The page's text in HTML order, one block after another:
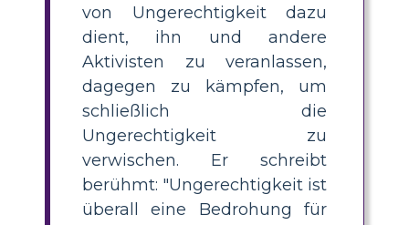
von Ungerechtigkeit dazu
dient, ihn und andere
Aktivisten zu veranlassen,
dagegen zu kämpfen, um
schließlich die
Ungerechtigkeit zu
verwischen. Er schreibt
berühmt: "Ungerechtigkeit ist
überall eine Bedrohung für